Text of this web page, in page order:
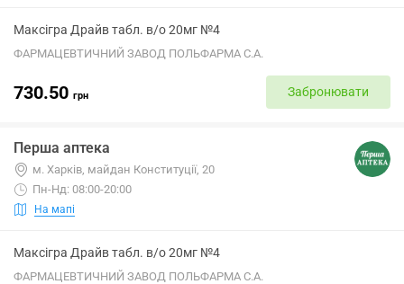
Максігра Драйв табл. в/о 20мг №4
ФАРМАЦЕВТИЧНИЙ ЗАВОД ПОЛЬФАРМА С.А.
730.50 грн Забронювати
Перша аптека
м. Харків, майдан Конституції, 20
Пн-Нд: 08:00-20:00
На мапі
Максігра Драйв табл. в/о 20мг №4
ФАРМАЦЕВТИЧНИЙ ЗАВОД ПОЛЬФАРМА С.А.